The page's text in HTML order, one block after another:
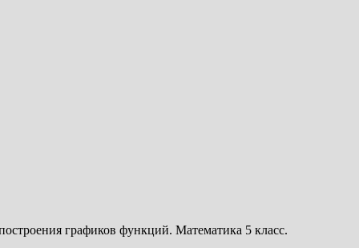
графиков функций. Математика 5 класс.